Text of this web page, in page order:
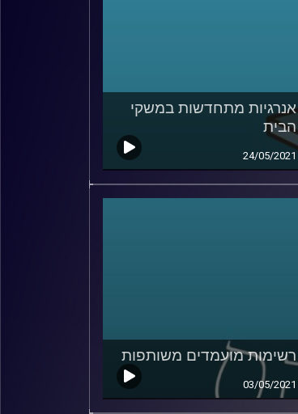
אנרגיות מתחדשות במשקי
הבית
24/05/2021
רשימות מועמדים משותפות
03/05/2021